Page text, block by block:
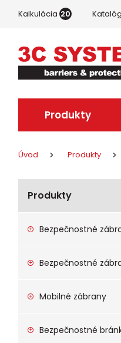
Kalkulácia 20
Produkty
Úvod Produkty
Produkty
Bezpečnostné
Bezpečnostné
Mobilné zábrany
Bezpečnostné